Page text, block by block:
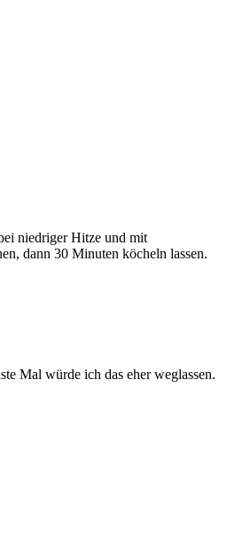
niedriger Hitze und mit
dann 30 Minuten köcheln lassen.
Mal würde ich das eher weglassen.